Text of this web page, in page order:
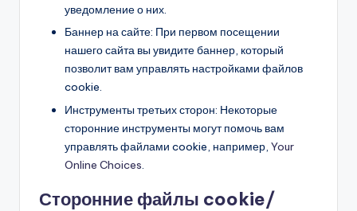
уведомление о них.
Баннер на сайте: При первом посещении
нашего сайта вы увидите баннер, который
позволит вам управлять настройками файлов
cookie.
Инструменты третьих сторон: Некоторые
сторонние инструменты могут помочь вам
управлять файлами cookie, например, Your
Online Choices
Сторонние файлы cookie/